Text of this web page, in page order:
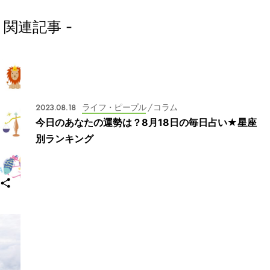
連記事 -
2023.08.18 ライフ・ピープル / コラム
今日のあなたの運勢は？8月18日の毎日占い★星座
別ランキング